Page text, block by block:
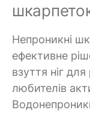
Непроникні
ефективне
взуття ніг
любителів